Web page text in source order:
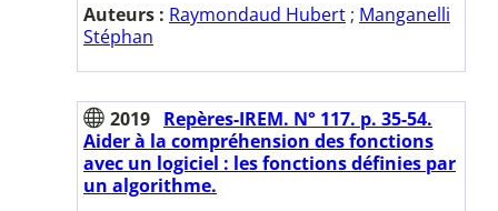
Auteurs : Raymondaud Hubert ; Manganelli
Stéphan
2019 Repères-IREM. N° 117. p. 35-54.
Aider à la compréhension des fonctions
avec un logiciel : les fonctions définies par
un algorithme.